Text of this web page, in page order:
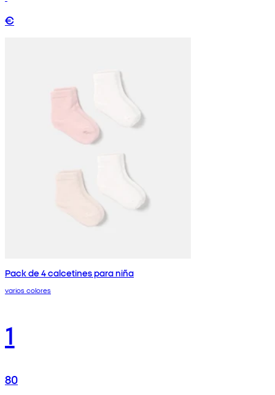
€
Pack de 4 calcetines para niña
varios colores
1
80